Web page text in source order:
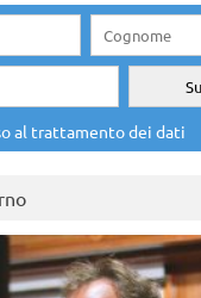
al trattamento dei dati